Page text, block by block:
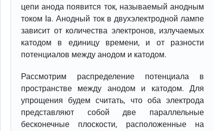
цепи анода появится ток, называемый анодным
током Ia. Анодный ток в двухэлектродной лампе
зависит от количества электронов, излучаемых
катодом в единицу времени, и от разности
потенциалов между анодом и катодом.
Рассмотрим распределение потенциала в
пространстве между анодом и катодом. Для
упрощения будем считать, что оба электрода
представляют собой две параллельные
бесконечные плоскости, расположенные на